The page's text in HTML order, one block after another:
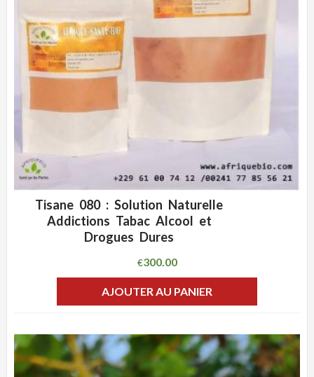
ADD WISHLIST
Tisane 080 : Solution Naturelle
Addictions Tabac Alcool et
Drogues Dures
€300.00
AJOUTER AU PANIER